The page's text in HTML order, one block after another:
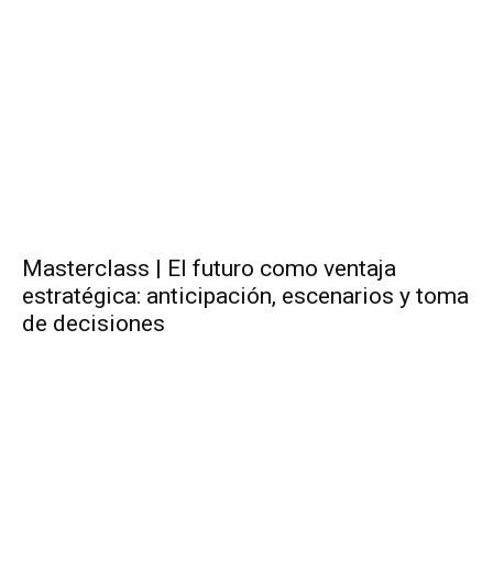
Masterclass | El futuro como ventaja
estratégica: anticipación, escenarios y toma
de decisiones